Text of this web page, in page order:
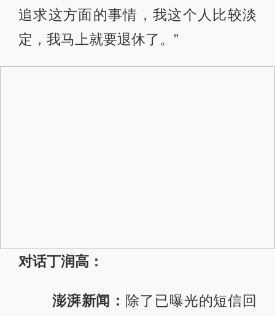
追求这方面的事情，我这个人比较淡
定，我马上就要退休了。”
对话丁润高：
澎湃新闻： 除了已曝光的短信回